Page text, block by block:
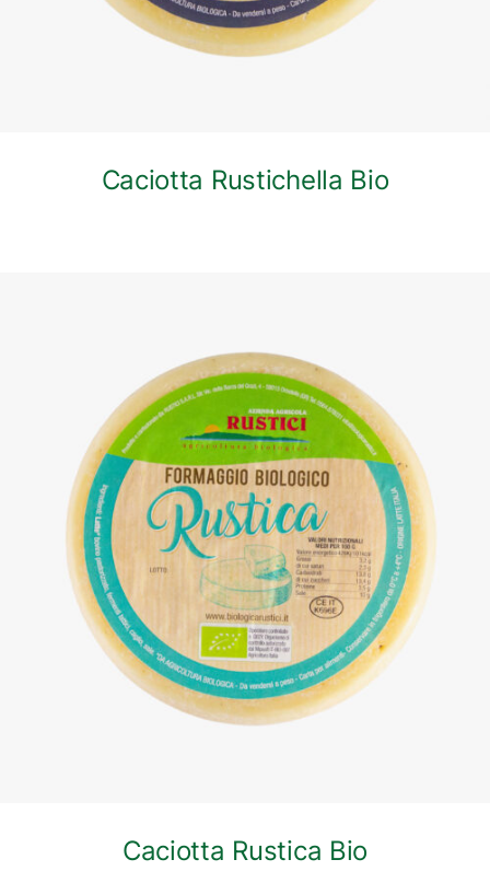
Caciotta Rustichella Bio
DETTAGLI
Caciotta Rustica Bio